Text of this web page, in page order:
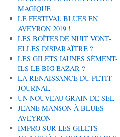
MAGIQUE
LE FESTIVAL BLUES EN
AVEYRON 2019 !
LES BOÎTES DE NUIT VONT-
ELLES DISPARAÎTRE ?
LES GILETS JAUNES SÈMENT-
ILS LE BIG BAZAR ?
LA RENAISSANCE DU PETIT-
JOURNAL
UN NOUVEAU GRAIN DE SEL
JEANE MANSON À BLUES
AVEYRON
IMPRO SUR LES GILETS